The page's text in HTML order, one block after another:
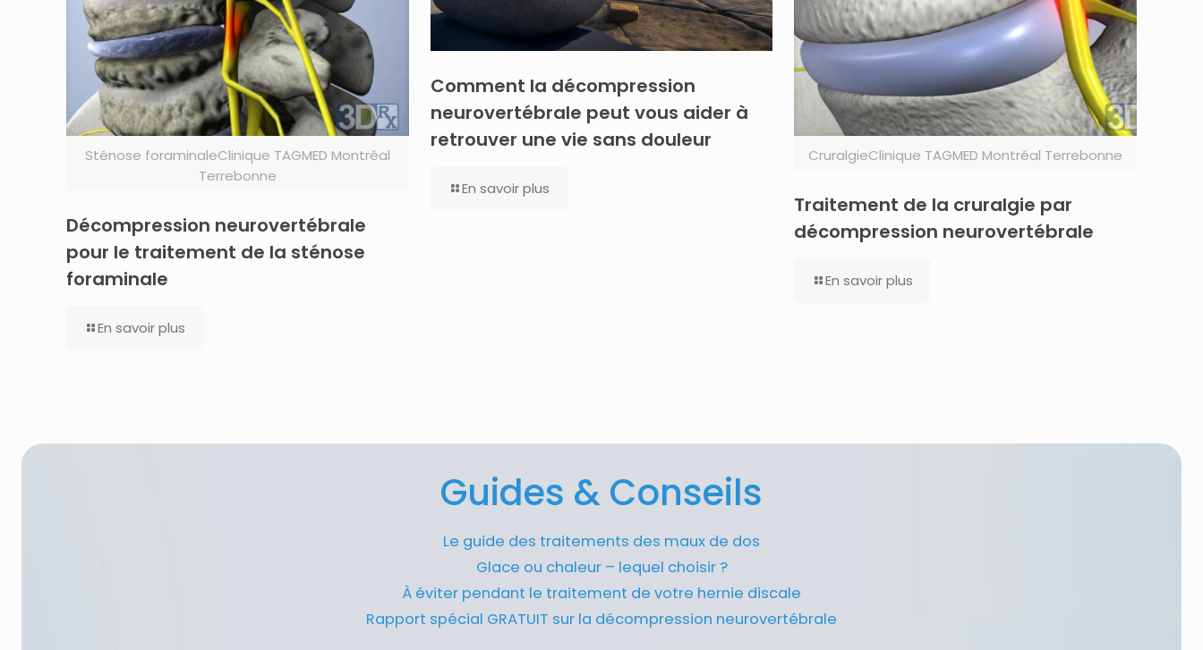
Sténose foraminaleClinique TAGMED Montréal
Terrebonne
Décompression neurovertébrale
pour le traitement de la sténose
foraminale
En savoir plus
Comment la décompression
neurovertébrale peut vous aider à
retrouver une vie sans douleur
En savoir plus
CruralgieClinique TAGMED Montréal Terrebonne
Traitement de la cruralgie par
décompression neurovertébrale
En savoir plus
Guides & Conseils
Le guide des traitements des maux de dos
Glace ou chaleur – lequel choisir ?
À éviter pendant le traitement de votre hernie discale
Rapport spécial GRATUIT sur la décompression neurovertébrale